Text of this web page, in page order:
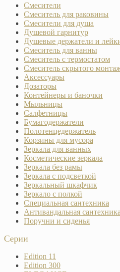
Смесители
Смеситель для раковины
Смесители для душа
Душевой гарнитур
Душевые держатели и
Смеситель для ванны
Смеситель с термостатом
Смеситель скрытого
Аксессуары
Дозаторы
Контейнеры и баночки
Мыльницы
Салфетницы
Бумагодержатели
Полотенцедержатель
Корзины для мусора
Зеркала для ванных
Косметические зеркала
Зеркала без рамы
Зеркала с подсветкой
Зеркальный шкафчик
Зеркало с полкой
Специальная сантехника
Антивандальная сантехника
Поручни и сиденья
Серии
Edition 11
Edition 300